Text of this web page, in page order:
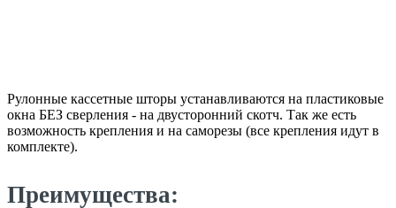
Рулонные кассетные шторы устанавливаются на пластиковые
окна БЕЗ сверления - на двусторонний скотч. Так же есть
возможность крепления и на саморезы (все крепления идут в
комплекте).
Преимущества: